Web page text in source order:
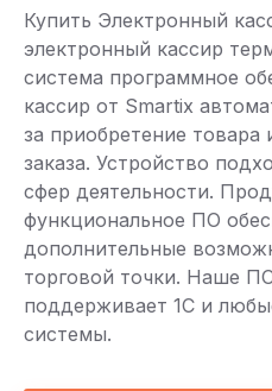
Купить Электронный
электронный кассир
система программное
кассир от Smartix
за приобретение товара
заказа. Устройство
сфер деятельности.
функциональное ПО
дополнительные
торговой точки. Наше
поддерживает 1С и
системы.